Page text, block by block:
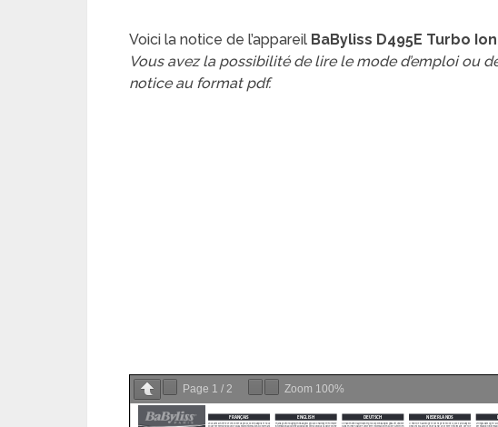
Voici la notice de l’appareil BaByliss D495E Turbo
Vous avez la possibilité de lire le mode d’emploi ou
notice au format pdf.
Page 1 / 2 Zoom 100%